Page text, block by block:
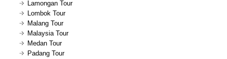
Lamongan Tour
Lombok Tour
Malang Tour
Malaysia Tour
Medan Tour
Padang Tour